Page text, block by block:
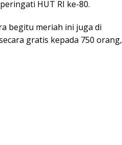
HUT RI ke-80.
begitu meriah ini juga di
gratis kepada 750 orang,